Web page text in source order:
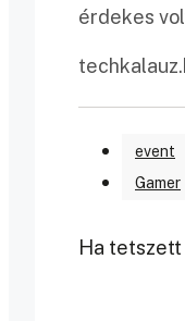
érdekes
event
Gamer
Ha tetszett